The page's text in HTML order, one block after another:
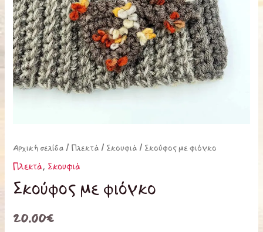
Αρχική σελίδα / Πλεκτά / Σκουφιά / Σκούφος με φιόγκο
Πλεκτά, Σκουφιά
Σκούφος με φιόγκο
20.00€